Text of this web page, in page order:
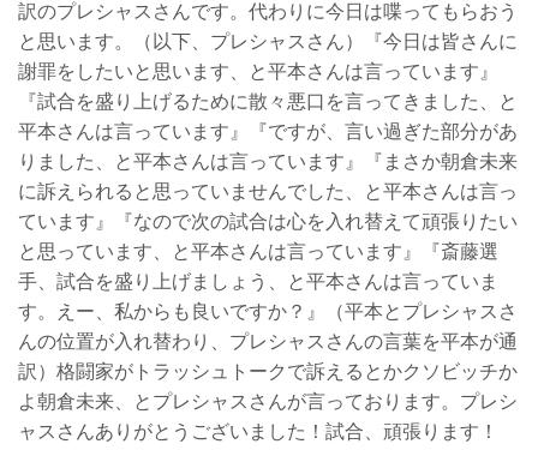
訳のプレシャスさんです。代わりに今日は喋ってもらおう
と思います。（以下、プレシャスさん）『今日は皆さんに
謝罪をしたいと思います、と平本さんは言っています』
『試合を盛り上げるために散々悪口を言ってきました、と
平本さんは言っています』『ですが、言い過ぎた部分があ
りました、と平本さんは言っています』『まさか朝倉未来
に訴えられると思っていませんでした、と平本さんは言っ
ています』『なので次の試合は心を入れ替えて頑張りたい
と思っています、と平本さんは言っています』『斎藤選
手、試合を盛り上げましょう、と平本さんは言っていま
す。えー、私からも良いですか？』（平本とプレシャスさ
んの位置が入れ替わり、プレシャスさんの言葉を平本が通
訳）格闘家がトラッシュトークで訴えるとかクソビッチか
よ朝倉未来、とプレシャスさんが言っております。プレシ
ャスさんありがとうございました！試合、頑張ります！